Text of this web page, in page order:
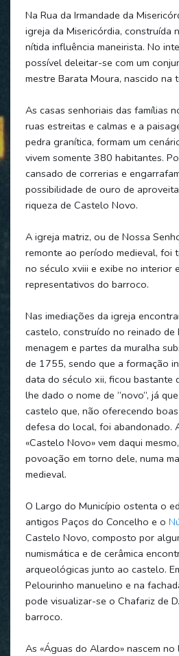
Na Rua da Irmandade da
igreja da Misericórdia, construída
nítida influência maneirista. No
possível deleitar-se com um
mestre Barata Moura, nascido na
As casas senhoriais das famílias
ruas estreitas e calmas e a
pedra granítica, formam um
vivem somente 380 habitantes.
cansado de correrias e
possibilidade de ouro de
riqueza de Castelo Novo.
A igreja matriz, ou de Nossa
remonte ao período medieval, foi
no século xviii e exibe no interior
representativos do barroco.
Nas imediações da igreja
castelo, construído no reinado de
menagem e partes da muralha
de 1755, sendo que a formação
data do século xii, ficou bastante
lhe dado o nome de “novo”, já
castelo que, não oferecendo
defesa do local, foi abandonado.
«Castelo Novo» vem daqui
povoação em torno dele, numa
medieval.
O Largo do Município ostenta o
antigos Paços do Concelho e o
Castelo Novo, composto por
numismática e de cerâmica
arqueológicas junto ao castelo.
Pelourinho manuelino e na
pode visualizar-se o Chafariz de
barroco.
As «Águas do Alardo» nascem